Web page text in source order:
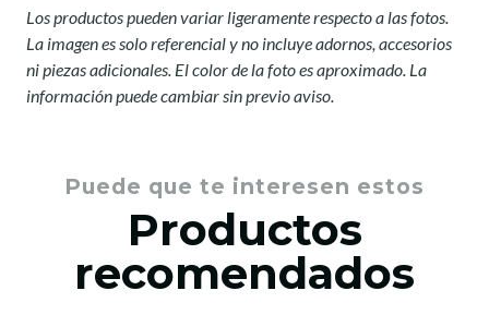
Los productos pueden variar ligeramente respecto a las fotos.
La imagen es solo referencial y no incluye adornos, accesorios
ni piezas adicionales. El color de la foto es aproximado. La
información puede cambiar sin previo aviso.
Puede que te interesen estos
Productos
recomendados